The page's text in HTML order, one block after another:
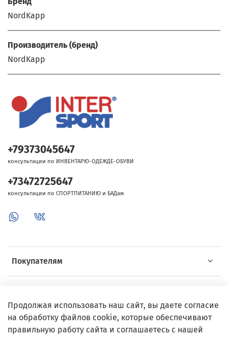
NordKapp
Производитель (бренд)
NordKapp
Покупателям
Выгодные предложения
+79373045647
консультации по ИНВЕНТАРЮ-ОДЕЖДЕ-ОБУВИ
+73472725647
консультации по СПОРТПИТАНИЮ и БАДам
Продолжая использовать наш сайт, вы даете согласие
на обработку файлов cookie, которые обеспечивают
правильную работу сайта и соглашаетесь с нашей